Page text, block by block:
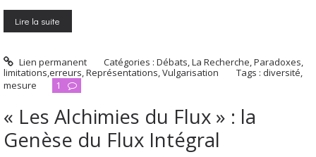
Lire la suite
Lien permanent Catégories :Débats,La Recherche,Paradoxes,
limitations,erreurs,Représentations,Vulgarisation Tags : diversité,
mesure
1
« Les Alchimies du Flux » : la
Genèse du Flux Intégral